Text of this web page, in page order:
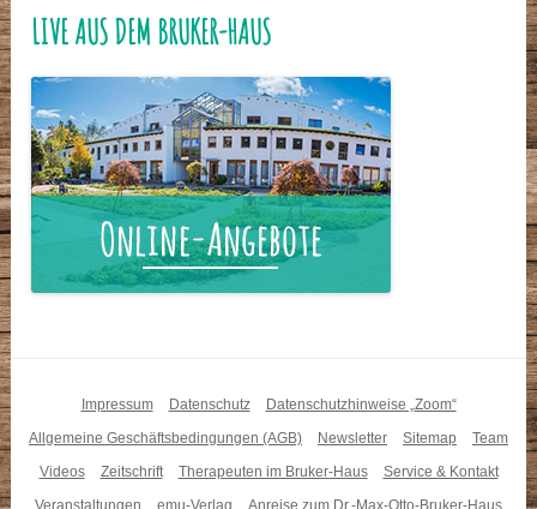
LIVE AUS DEM BRUKER-HAUS
Impressum Datenschutz
Datenschutzhinweise „Zoom“
Allgemeine Geschäftsbedingungen (AGB)
Newsletter Sitemap
Team
Videos
Zeitschrift Therapeuten im Bruker-Haus
Service & Kontakt